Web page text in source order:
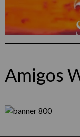
Amigos